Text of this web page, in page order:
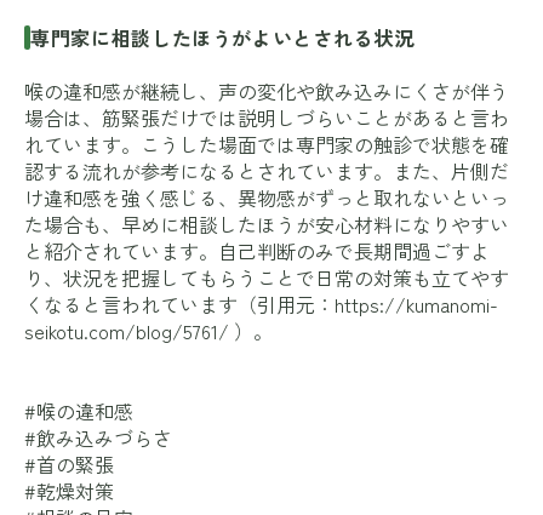
専門家に相談したほうがよいとされる状況
喉の違和感が継続し、声の変化や飲み込みにくさが伴う
場合は、筋緊張だけでは説明しづらいことがあると言わ
れています。こうした場面では専門家の触診で状態を確
認する流れが参考になるとされています。また、片側だ
け違和感を強く感じる、異物感がずっと取れないといっ
た場合も、早めに相談したほうが安心材料になりやすい
と紹介されています。自己判断のみで長期間過ごすよ
り、状況を把握してもらうことで日常の対策も立てやす
くなると言われています（引用元： https://kumanomi-
seikotu.com/blog/5761/ ）。
#喉の違和感
#飲み込みづらさ
#首の緊張
#乾燥対策